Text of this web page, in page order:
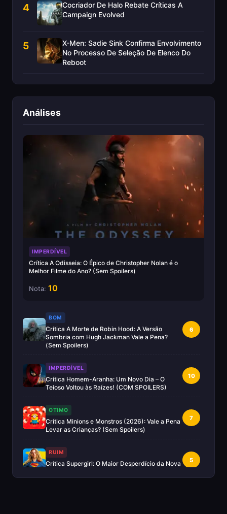
4
Cocriador De Halo Rebate Críticas A
Campaign Evolved
5
X-Men: Sadie Sink Confirma Envolvimento
No Processo De Seleção De Elenco Do
Reboot
Análises
IMPERDÍVEL
Crítica A Odisseia: O Épico de Christopher Nolan é o
Melhor Filme do Ano? (Sem Spoilers)
Nota: 10
BOM
Crítica A Morte de Robin Hood: A Versão
Sombria com Hugh Jackman Vale a Pena?
(Sem Spoilers)
6
IMPERDÍVEL
Crítica Homem-Aranha: Um Novo Dia – O
Teioso Voltou às Raízes! (COM SPOILERS)
10
OTIMO
Crítica Minions e Monstros (2026): Vale a Pena
Levar as Crianças? (Sem Spoilers)
7
RUIM
Crítica Supergirl: O Maior Desperdício da Nova
5